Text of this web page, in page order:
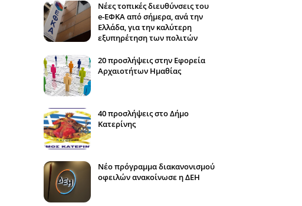
Νέες τοπικές διευθύνσεις του
e-ΕΦΚΑ από σήμερα, ανά την
Ελλάδα, για την καλύτερη
εξυπηρέτηση των πολιτών
20 προσλήψεις στην Εφορεία
Αρχαιοτήτων Ημαθίας
40 προσλήψεις στο Δήμο
Κατερίνης
Νέο πρόγραμμα διακανονισμού
οφειλών ανακοίνωσε η ΔΕΗ